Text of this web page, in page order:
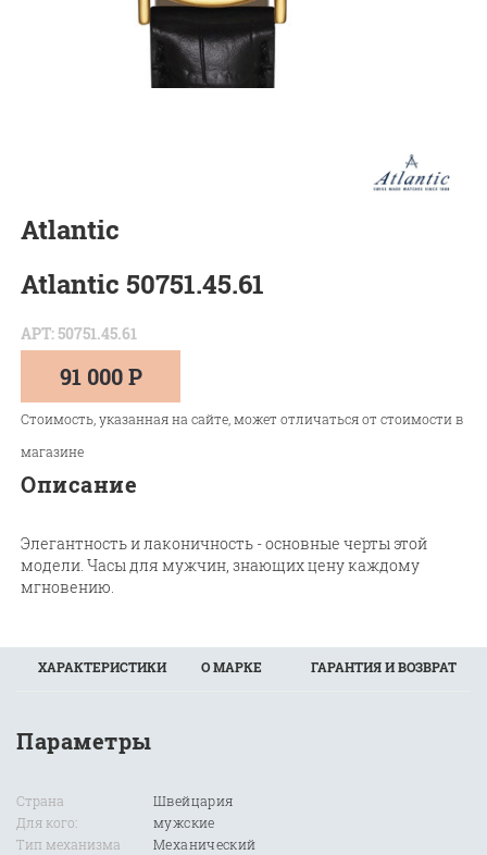
Atlantic
Atlantic 50751.45.61
АРТ: 50751.45.61
91 000 Р
Стоимость, указанная на сайте, может отличаться от стоимости в
магазине
Описание
Элегантность и лаконичность - основные черты этой
модели. Часы для мужчин, знающих цену каждому
мгновению.
ХАРАКТЕРИСТИКИ О МАРКЕ ГАРАНТИЯ И ВОЗВРАТ
Параметры
Страна
Для кого:
Тип механизма
Швейцария
мужские
Механический